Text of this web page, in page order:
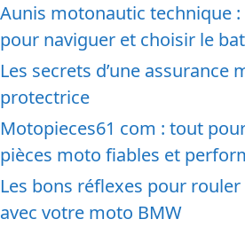
Aunis motonautic technique
pour naviguer et choisir le
Les secrets d’une assurance
protectrice
Motopieces61 com : tout
pièces moto fiables et
Les bons réflexes pour
avec votre moto BMW